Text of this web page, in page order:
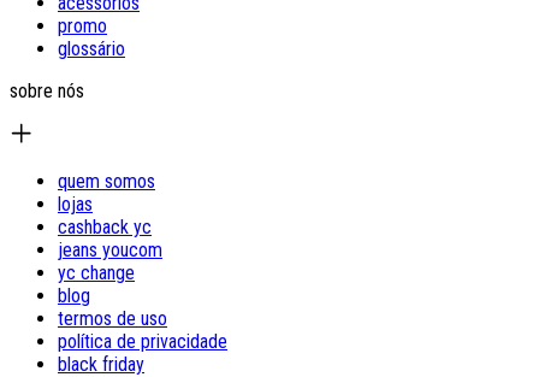
promo
glossário
sobre nós
quem somos
lojas
cashback yc
jeans youcom
yc change
blog
termos de uso
política de privacidade
black friday